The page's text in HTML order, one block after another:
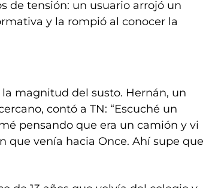
de tensión: un usuario arrojó un
y la rompió al conocer la
magnitud del susto. Hernán, un
contó a TN: “Escuché un
pensando que era un camión y vi
que venía hacia Once. Ahí supe que